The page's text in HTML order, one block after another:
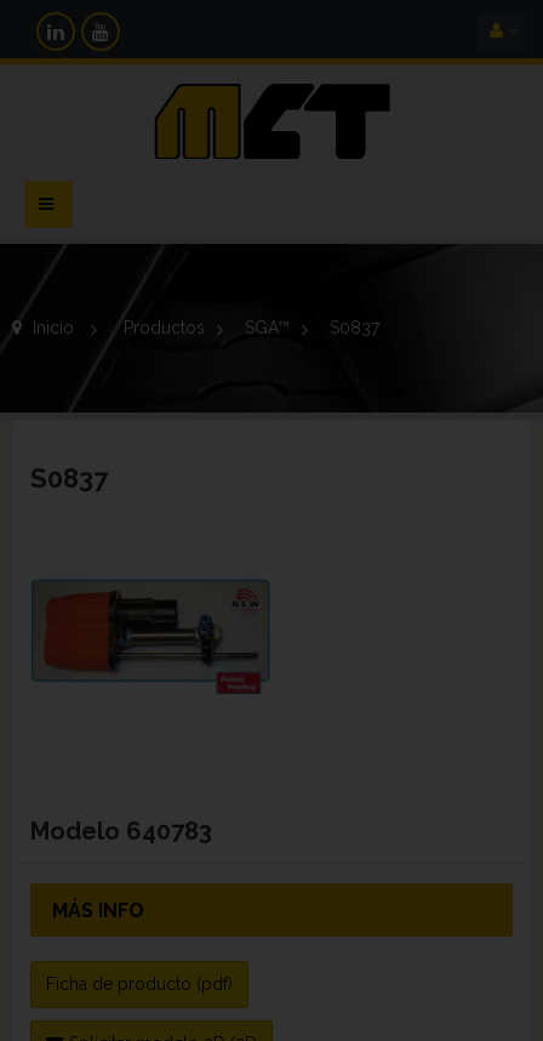
Navegación
Toggle
Inicio > Productos > SGA™ > S0837
S0837
Modelo 640783
MÁS INFO
Ficha de producto (pdf)